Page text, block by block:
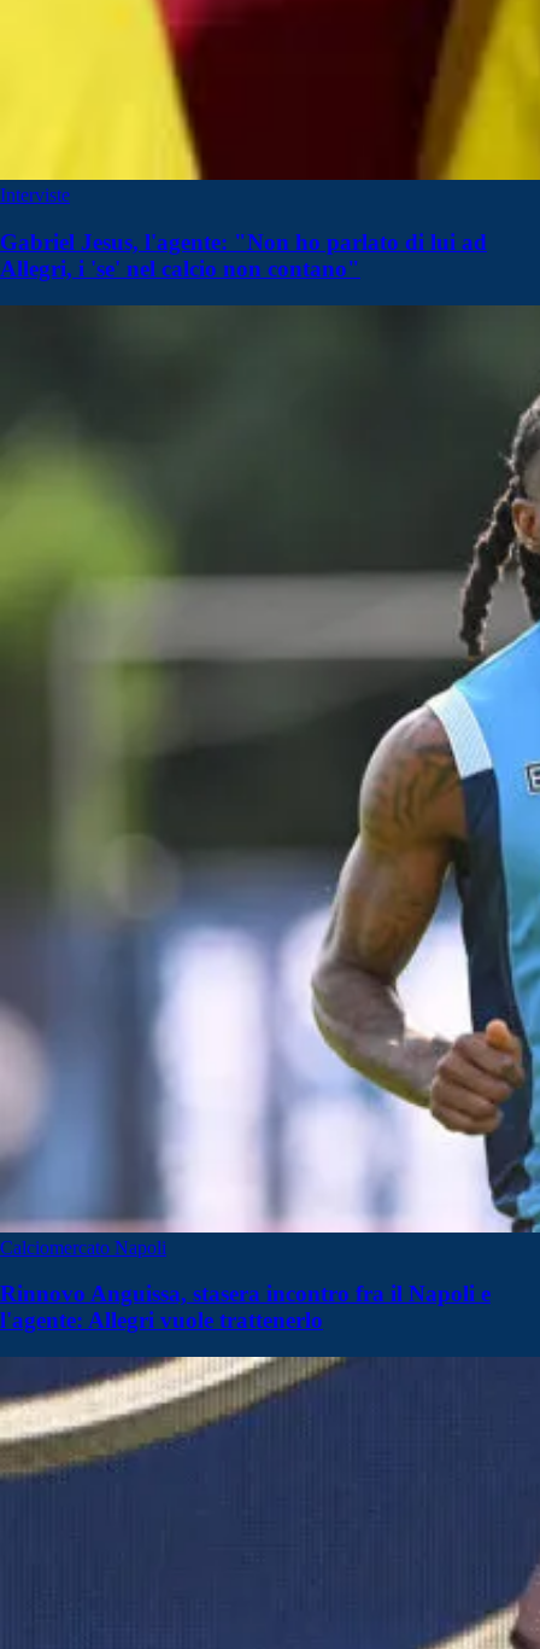
Interviste
Gabriel Jesus, l'agente: "Non ho parlato di lui ad
Allegri, i 'se' nel calcio non contano"
Calciomercato Napoli
Rinnovo Anguissa, stasera incontro fra il Napoli e
l'agente: Allegri vuole trattenerlo